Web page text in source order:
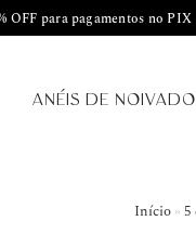
OFF para pagamentos no PIX
ANÉIS DE NOIVADO
Início» 5